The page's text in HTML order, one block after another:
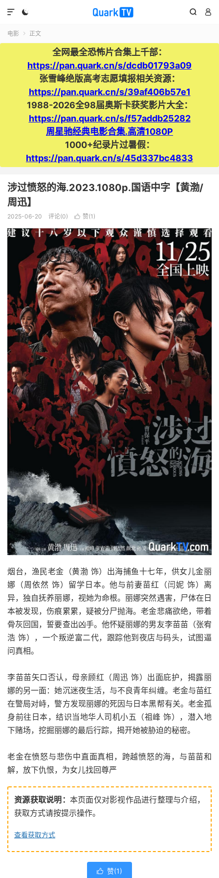
  

电影  正文
全网最全恐怖片合集上千部：
https://pan.quark.cn/s/dcdb01793a09
张雪峰绝版高考志愿填报相关资源：
https://pan.quark.cn/s/39af406b57e1
1988-2026全98届奥斯卡获奖影片大全：
https://pan.quark.cn/s/f57addb25282
周星驰经典电影合集.高清1080P
1000+纪录片过暑假：
https://pan.quark.cn/s/45d337bc4833
涉过愤怒的海.2023.1080p.国语中字【黄渤/
周迅】
2025-06-20 评论(0)  赞(1 )
烟台，渔民老金（黄渤 饰）出海捕鱼十七年，供女儿金丽
娜（周依然 饰）留学日本。他与前妻苗红（闫妮 饰）离
异，独自抚养丽娜，视她为命根。丽娜突然遇害，尸体在日
本被发现，伤痕累累，疑被分尸抛海。老金悲痛欲绝，带着
骨灰回国，誓要查出凶手。他怀疑丽娜的男友李苗苗（张宥
浩 饰），一个叛逆富二代，跟踪他到夜店与码头，试图逼
问真相。
李苗苗矢口否认，母亲顾红（周迅 饰）出面庇护，揭露丽
娜的另一面：她沉迷夜生活，与不良青年纠缠。老金与苗红
在警局对峙，警方发现丽娜的死因与日本黑帮有关。老金孤
身前往日本，结识当地华人司机小五（祖峰 饰），潜入地
下赌场，挖掘丽娜的最后行踪，揭开她被胁迫的秘密。
老金在愤怒与悲伤中直面真相，跨越愤怒的海，与苗苗和
解，放下仇恨，为女儿找回尊严
资源获取说明： 本页面仅对影视作品进行整理与介绍，
获取方式请按提示操作。
查看获取方式
 赞(1)